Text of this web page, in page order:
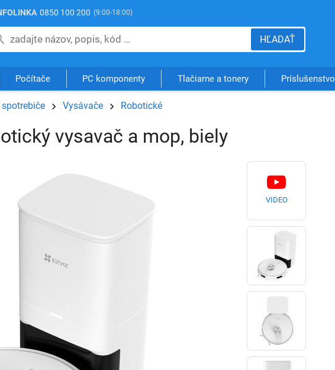
0850 100 200 (9:00-18:00)
HĽADAŤ
Počítače PC komponenty Tlačiarne a tonery Príslušenstvo
Vysávače Robotické
vysavač a mop, biely
VIDEO